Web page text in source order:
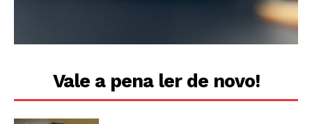
Vale a pena ler de novo!